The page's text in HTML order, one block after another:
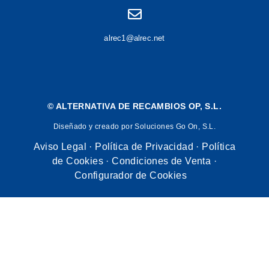
alrec1@alrec.net
© ALTERNATIVA DE RECAMBIOS OP, S.L.
Diseñado y creado por Soluciones Go On, S.L.
Aviso Legal · Política de Privacidad · Política
de Cookies ·Condiciones de Venta ·
Configurador de Cookies